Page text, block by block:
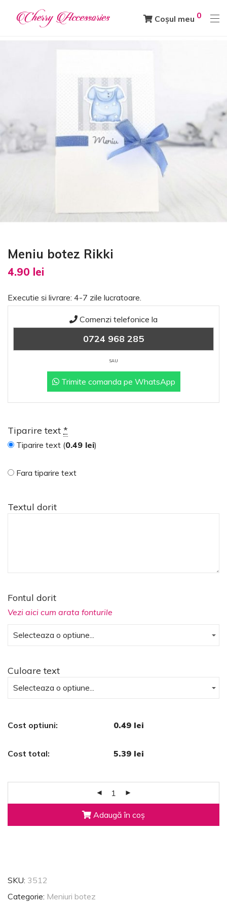
Coșul meu 0
Meniu botez Rikki
4.90 lei
Executie si livrare: 4-7 zile lucratoare.
Comenzi telefonice la
0724 968 285
SAU
Trimite comanda pe WhatsApp
Tiparire text *
Tiparire text (0.49 lei)
Fara tiparire text
Textul dorit
Fontul dorit
Vezi aici cum arata fonturile
Culoare text
Cost optiuni: 0.49 lei
Cost total: 5.39 lei
Adaugă în coș
SKU: 3512
Categorie: Meniuri botez